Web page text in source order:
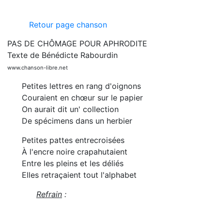
Retour page chanson
PAS DE CHÔMAGE POUR APHRODITE
Texte de Bénédicte Rabourdin
www.chanson-libre.net
Petites lettres en rang d'oignons
Couraient en chœur sur le papier
On aurait dit un' collection
De spécimens dans un herbier
Petites pattes entrecroisées
À l'encre noire crapahutaient
Entre les pleins et les déliés
Elles retraçaient tout l'alphabet
Refrain :